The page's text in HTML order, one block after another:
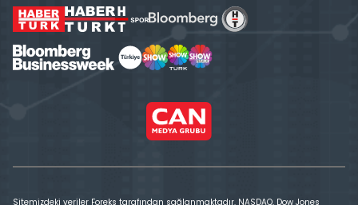
Sitemizdeki veriler Foreks tarafından sağlanmaktadır. NASDAQ, Dow Jones